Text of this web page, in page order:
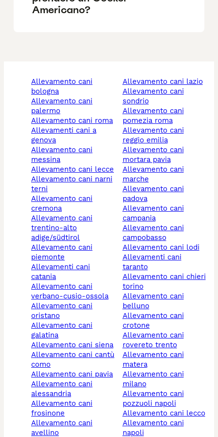
Americano?
allevamento cani
bologna
allevamento cani
palermo
allevamento cani roma
allevamenti cani a
genova
allevamento cani
messina
allevamento cani lecce
allevamento cani narni
terni
allevamento cani
cremona
allevamento cani
trentino-alto
adige/südtirol
allevamento cani
piemonte
allevamenti cani
catania
allevamento cani
verbano-cusio-ossola
allevamento cani
oristano
allevamento cani
galatina
allevamento cani siena
allevamento cani cantù
como
allevamento cani pavia
allevamento cani
alessandria
allevamento cani
frosinone
allevamento cani
avellino
allevamento cani lazio
allevamento cani
sondrio
allevamento cani
pomezia roma
allevamento cani
reggio emilia
allevamento cani
mortara pavia
allevamento cani
marche
allevamento cani
padova
allevamento cani
campania
allevamento cani
campobasso
allevamento cani lodi
allevamenti cani
taranto
allevamento cani chieri
torino
allevamento cani
belluno
allevamento cani
crotone
allevamento cani
rovereto trento
allevamento cani
matera
allevamento cani
milano
allevamento cani
pozzuoli napoli
allevamento cani lecco
allevamento cani
napoli